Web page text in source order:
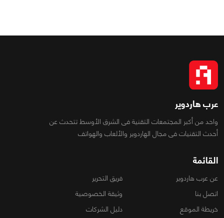
عرب هاردوير
واحد من أكبر المجتمعات التقنية فى الشرق الأوسط تتحدث عن
أحدث التقنيات فى مجال الهاردوير والألعاب والهواتف
القائمة
عن عرب هاردوير
فريق التحرير
اتصل بنا
وثيقة الخصوصية
خريطة الموقع
دليل الشركات